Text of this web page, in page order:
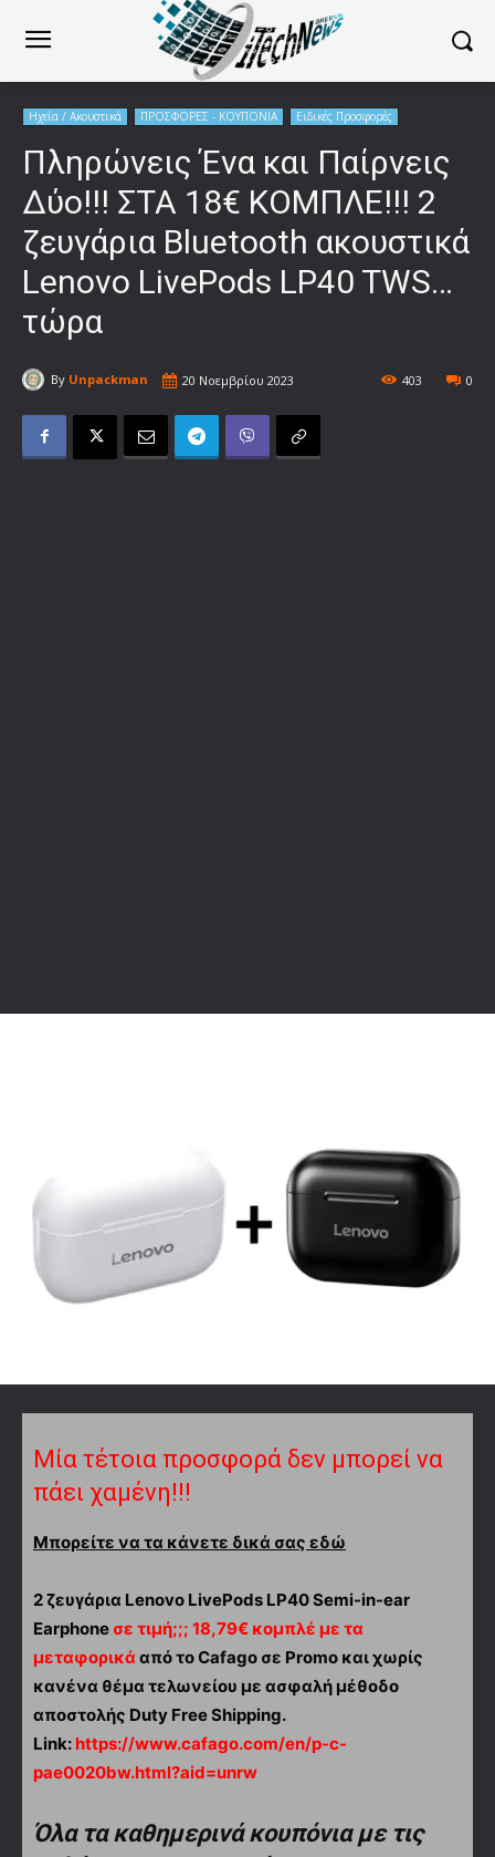
Ηχεία / Ακουστικά ΠΡΟΣΦΟΡΕΣ - ΚΟΥΠΟΝΙΑ Ειδικές Προσφορές
Πληρώνεις Ένα και Παίρνεις
Δύο!!! ΣΤΑ 18€ ΚΟΜΠΛΕ!!! 2
ζευγάρια Bluetooth ακουστικά
Lenovo LivePods LP40 TWS…
τώρα
By Unpackman 20 Νοεμβρίου 2023 0
403
Μία τέτοια προσφορά δεν μπορεί να
πάει χαμένη!!!
Μπορείτε να τα κάνετε δικά σας εδώ
2 ζευγάρια Lenovo LivePods LP40 Semi-in-ear
Earphone σε τιμή;;; 18,79€ κομπλέ με τα
μεταφορικά από το Cafago σε Promo και χωρίς
κανένα θέμα τελωνείου με ασφαλή μέθοδο
αποστολής Duty Free Shipping.
Link: https://www.cafago.com/en/p-c-
pae0020bw.html?aid=unrw
Όλα τα καθημερινά κουπόνια με τις